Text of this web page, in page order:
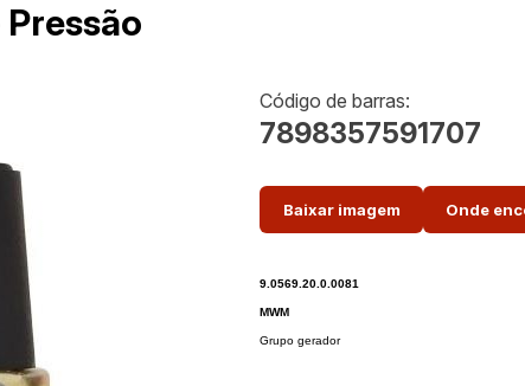
Código de barras:
7898357591707
Baixar imagem Onde
9.0569.20.0.0081
MWM
Grupo gerador